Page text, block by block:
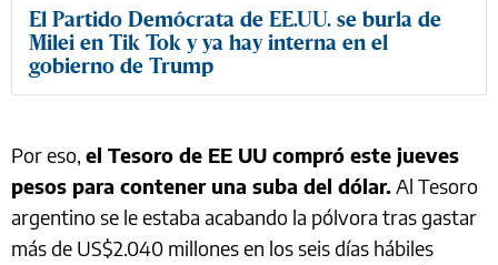
El Partido Demócrata de EE.UU. se burla de
Milei en Tik Tok y ya hay interna en el
gobierno de Trump
Por eso, el Tesoro de EE UU compró este jueves
pesos para contener una suba del dólar.Al Tesoro
argentino se le estaba acabando la pólvora tras gastar
más de US$2.040 millones en los seis días hábiles